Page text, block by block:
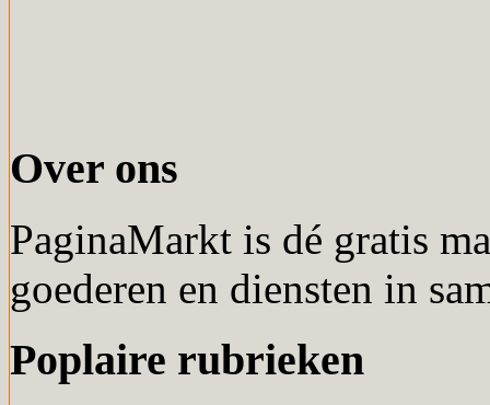
Over ons
PaginaMarkt is dé gratis
goederen en diensten in
Poplaire rubrieken